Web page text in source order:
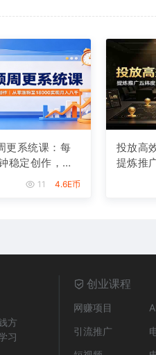
更系统课：每
稳定创作，从
18000实现月
11 4.6E币
投放高
提炼推
理清推
方
习
创业课程
网赚项目
引流推广